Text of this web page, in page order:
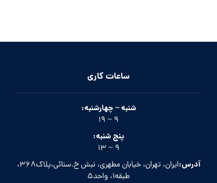
ساعات کاری
شنبه ~ چهارشنبه:
9 ~ 19
پنج شنبه:
9 ~ 13
آدرس:
ایران، تهران، خیابان مطهری، نبش خ.سنائی،پلاک368،
طبقه1، واحد5